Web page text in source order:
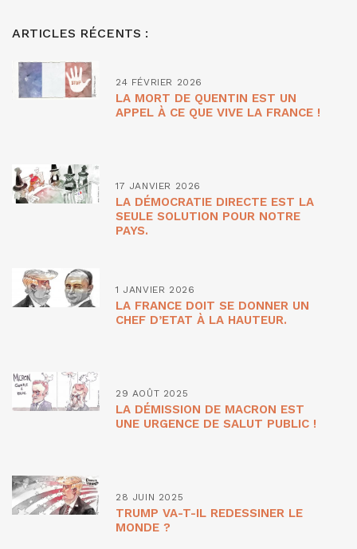
ARTICLES RÉCENTS :
24 FÉVRIER 2026
LA MORT DE QUENTIN EST UN
APPEL À CE QUE VIVE LA FRANCE !
17 JANVIER 2026
LA DÉMOCRATIE DIRECTE EST LA
SEULE SOLUTION POUR NOTRE
PAYS.
1 JANVIER 2026
LA FRANCE DOIT SE DONNER UN
CHEF D’ETAT À LA HAUTEUR.
29 AOÛT 2025
LA DÉMISSION DE MACRON EST
UNE URGENCE DE SALUT PUBLIC !
28 JUIN 2025
TRUMP VA-T-IL REDESSINER LE
MONDE ?